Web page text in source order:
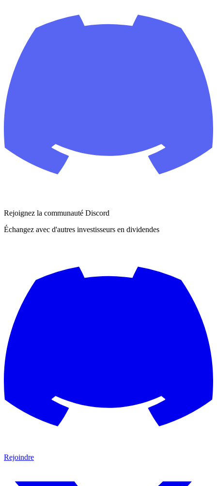
Rejoignez la communauté Discord
Échangez avec d'autres investisseurs en dividendes
Rejoindre